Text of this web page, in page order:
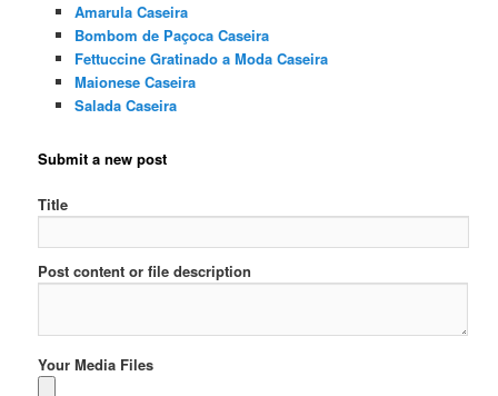
Amarula Caseira
Bombom de Paçoca Caseira
Fettuccine Gratinado a Moda Caseira
Maionese Caseira
Salada Caseira
Submit a new post
Title
Post content or file description
Your Media Files